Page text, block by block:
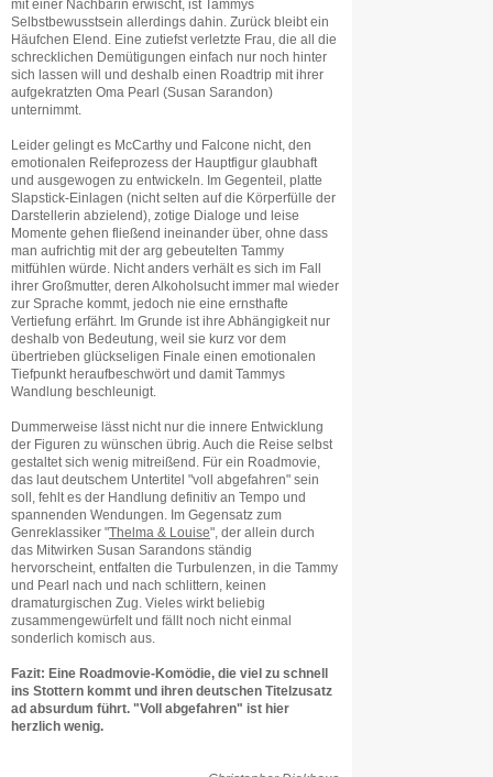
mit einer Nachbarin erwischt, ist Tammys
Selbstbewusstsein allerdings dahin. Zurück bleibt ein
Häufchen Elend. Eine zutiefst verletzte Frau, die all die
schrecklichen Demütigungen einfach nur noch hinter
sich lassen will und deshalb einen Roadtrip mit ihrer
aufgekratzten Oma Pearl (Susan Sarandon)
unternimmt.
Leider gelingt es McCarthy und Falcone nicht, den
emotionalen Reifeprozess der Hauptfigur glaubhaft
und ausgewogen zu entwickeln. Im Gegenteil, platte
Slapstick-Einlagen (nicht selten auf die Körperfülle der
Darstellerin abzielend), zotige Dialoge und leise
Momente gehen fließend ineinander über, ohne dass
man aufrichtig mit der arg gebeutelten Tammy
mitfühlen würde. Nicht anders verhält es sich im Fall
ihrer Großmutter, deren Alkoholsucht immer mal wieder
zur Sprache kommt, jedoch nie eine ernsthafte
Vertiefung erfährt. Im Grunde ist ihre Abhängigkeit nur
deshalb von Bedeutung, weil sie kurz vor dem
übertrieben glückseligen Finale einen emotionalen
Tiefpunkt heraufbeschwört und damit Tammys
Wandlung beschleunigt.
Dummerweise lässt nicht nur die innere Entwicklung
der Figuren zu wünschen übrig. Auch die Reise selbst
gestaltet sich wenig mitreißend. Für ein Roadmovie,
das laut deutschem Untertitel "voll abgefahren" sein
soll, fehlt es der Handlung definitiv an Tempo und
spannenden Wendungen. Im Gegensatz zum
Genreklassiker "Thelma & Louise", der allein durch
das Mitwirken Susan Sarandons ständig
hervorscheint, entfalten die Turbulenzen, in die Tammy
und Pearl nach und nach schlittern, keinen
dramaturgischen Zug. Vieles wirkt beliebig
zusammengewürfelt und fällt noch nicht einmal
sonderlich komisch aus.
Fazit: Eine Roadmovie-Komödie, die viel zu schnell
ins Stottern kommt und ihren deutschen Titelzusatz
ad absurdum führt. "Voll abgefahren" ist hier
herzlich wenig.